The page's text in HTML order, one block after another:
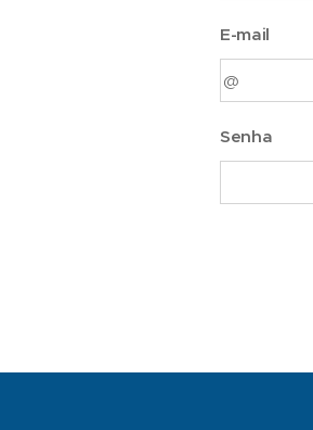
E-mail
Senha